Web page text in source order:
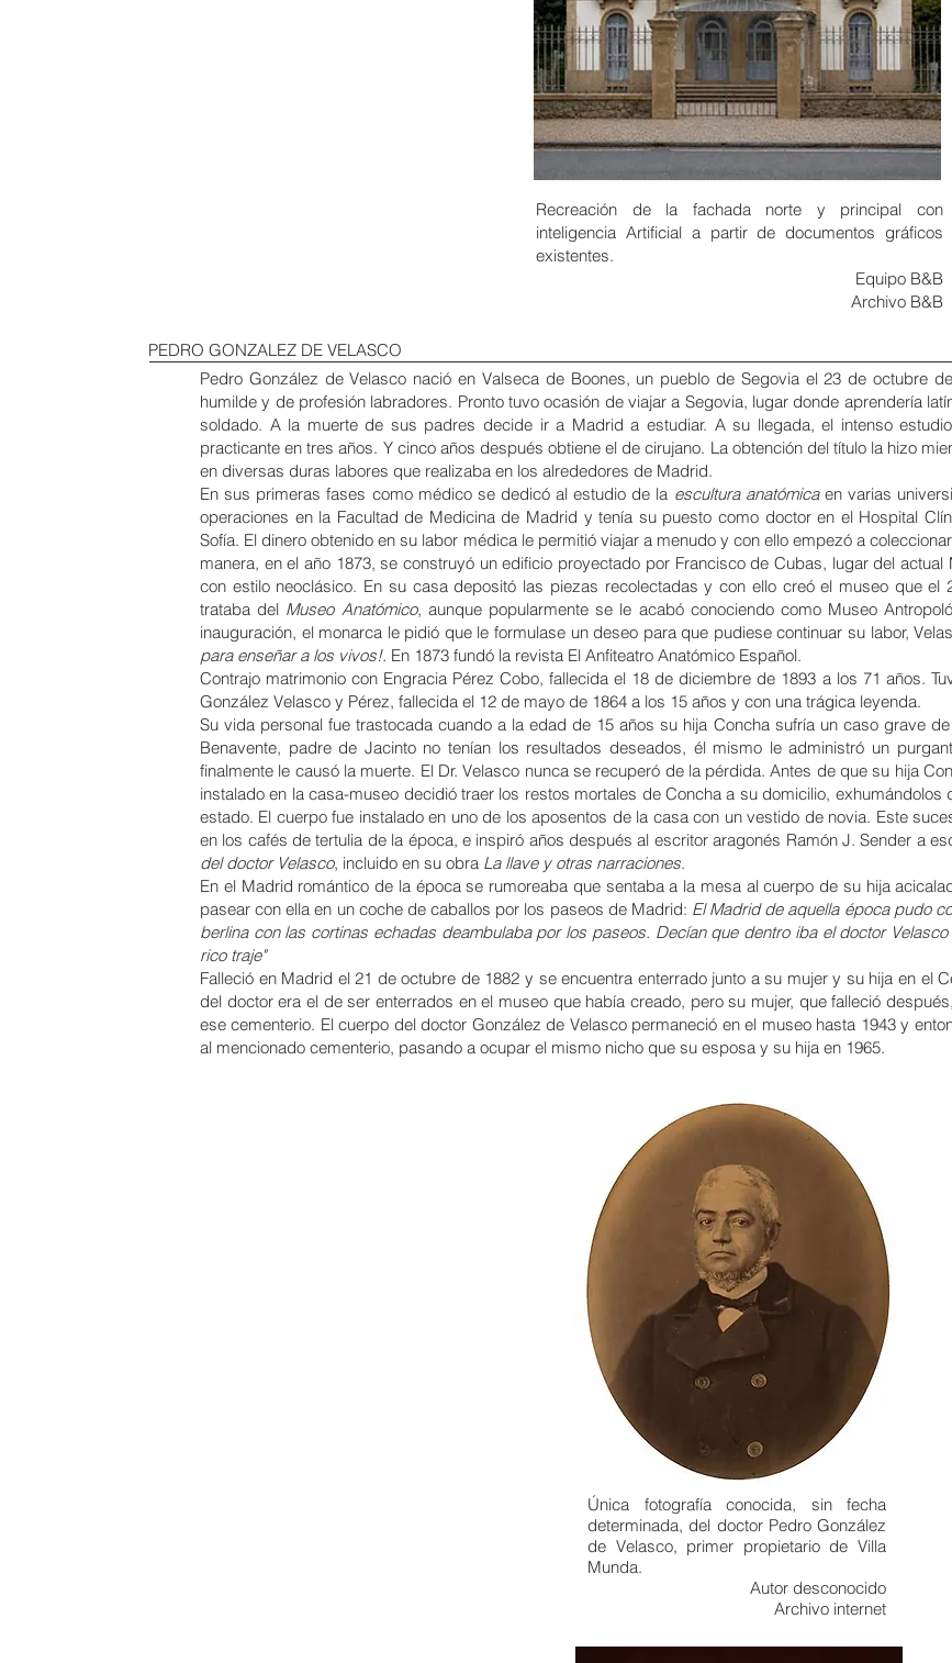
Recreación de la fachada norte y principal con
inteligencia Artificial a partir de documentos gráficos
existentes.
Equipo B&B
Archivo B&B
PEDRO GONZALEZ DE VELASCO
Pedro González de Velasco nació en Valseca de Boones, un pueblo de Segovia el23 de octubre
humilde y de profesión labradores. Pronto tuvo ocasión de viajar a Segovia, lugar donde aprendería
soldado. A la muerte de sus padres decide ir a Madrid a estudiar. A su llegada, el intenso
practicante en tres años. Y cinco años después obtiene el decirujano. La obtención del título la hizo
en diversas duras labores que realizaba en los alrededores de Madrid.
En sus primeras fases como médico se dedicó al estudio de la escultura anatómicaen varias
operaciones en la Facultad de Medicina de Madrid y tenía su puesto como doctor en el Hospital
Sofía. El dinero obtenido en su labor médica le permitió viajar a menudo y con ello empezó a
manera, en el año 1873, se construyó un edificio proyectado por Francisco de Cubas, lugar del actual
con estilo neoclásico. En su casa depositó las piezas recolectadas y con ello creó el museo que el
trataba del Museo Anatómico, aunque popularmente se le acabó conociendo como Museo
inauguración, el monarca le pidió que le formulase un deseo para que pudiese continuar su labor,
para enseñar a los vivos!. En 1873 fundó la revista El Anfiteatro Anatómico Español.
Contrajo matrimonio con Engracia Pérez Cobo, fallecida el 18 de diciembre de 1893 a los 71 años.
González Velasco y Pérez, fallecida el 12 de mayo de 1864 a los 15 años y con una trágica leyenda.
Su vida personal fue trastocada cuando a la edad de 15 años su hija Concha sufría un caso grave de
Benavente, padre de Jacintono tenían los resultados deseados, él mismo le administró un
finalmente le causó la muerte. El Dr. Velasco nunca se recuperó de la pérdida. Antes de que su hija
instalado en la casa-museo decidió traer los restos mortales de Concha a su domicilio,
estado. El cuerpo fue instalado en uno de los aposentos de la casa con un vestido de novia.​ Este
en los cafés de tertulia de la época, e inspiró años después al escritor aragonés Ramón J. Sender a
del doctor Velasco, incluido en su obra La llave y otras narraciones.
En el Madrid romántico de la época se rumoreaba que sentaba a la mesa al cuerpo de su hija
pasear con ella en un coche de caballos por los paseos de Madrid: El Madrid de aquella época pudo
berlina con las cortinas echadas deambulaba por los paseos. Decían que dentro iba el doctor
rico traje"
Falleció en Madrid el 21 de octubre de 1882 y se encuentra enterrado junto a su mujer y su hija en el
del doctor era el de ser enterrados en el museo que había creado, pero su mujer, que falleció
ese cementerio. El cuerpo del doctor González de Velasco permaneció en el museo hasta 1943 y
al mencionado cementerio, pasando a ocupar el mismo nicho que su esposa y su hija en 1965.
Única fotografía conocida, sin fecha
determinada, del doctor Pedro González
de Velasco, primer propietario de Villa
Munda.
Autor desconocido
Archivo internet